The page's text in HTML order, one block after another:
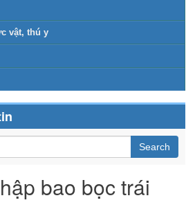
vật, thú y
bao bọc trái